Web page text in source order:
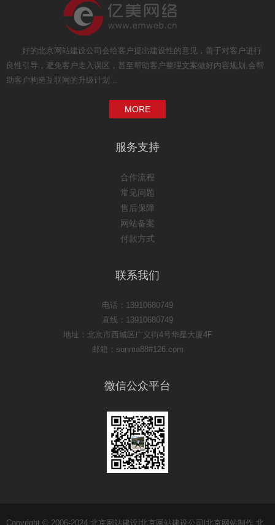
好的北京网站建设公司会给客户提出建设性的意见，善于对客户进行
良性引导，避免客户走入误区，甚至帮助客户整理文案做好内容规划,会帮
助客户构造互联网的升级计划...
MORE
服务支持
合作流程
常见问题
售后保障
网站备案
付款方式
联系我们
电话：13910680749
直线：13910680749
地址：北京市西城区广义街4号华星大厦4F
邮箱：sunma88#126.com
微信公众平台
Copyright © 2006-2024 北京网站建设|北京网站建设公司|北京网站制作 北